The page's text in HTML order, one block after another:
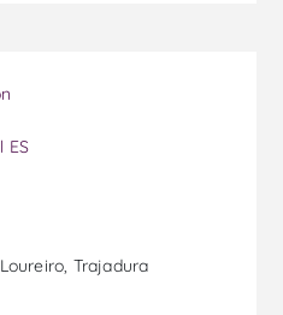
ES
Trajadura